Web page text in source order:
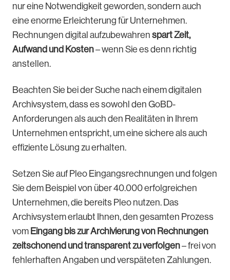
nur eine Notwendigkeit geworden, sondern auch
eine enorme Erleichterung für Unternehmen.
Rechnungen digital aufzubewahren spart Zeit,
Aufwand und Kosten– wenn Sie es denn richtig
anstellen.
Beachten Sie bei der Suche nach einem digitalen
Archivsystem, dass es sowohl den GoBD-
Anforderungen als auch den Realitäten in Ihrem
Unternehmen entspricht, um eine sichere als auch
effiziente Lösung zu erhalten.
Setzen Sie auf Pleo Eingangsrechnungen und folgen
Sie dem Beispiel von über 40.000 erfolgreichen
Unternehmen, die bereits Pleo nutzen. Das
Archivsystem erlaubt Ihnen, den gesamten Prozess
vom Eingang bis zur Archivierung von Rechnungen
zeitschonend und transparent zu verfolgen– frei von
fehlerhaften Angaben und verspäteten Zahlungen.